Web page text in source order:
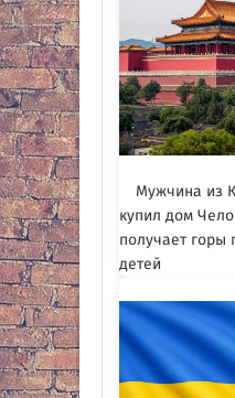
Мужчина из
купил дом
получает горы
детей